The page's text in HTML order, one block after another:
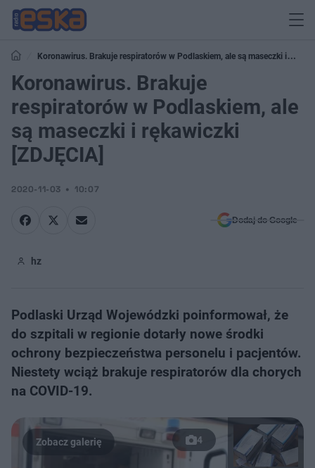
Koronawirus. Brakuje respiratorów w Podlaskiem, ale są maseczki i
rękawiczki [ZDJĘCIA]
Koronawirus. Brakuje
respiratorów w Podlaskiem, ale
są maseczki i rękawiczki
[ZDJĘCIA]
2020-11-03 10:07
Dodaj do Google
hz
Podlaski Urząd Wojewódzki poinformował, że
do szpitali w regionie dotarły nowe środki
ochrony bezpieczeństwa personelu i pacjentów.
Niestety wciąż brakuje respiratorów dla chorych
na COVID-19.
4